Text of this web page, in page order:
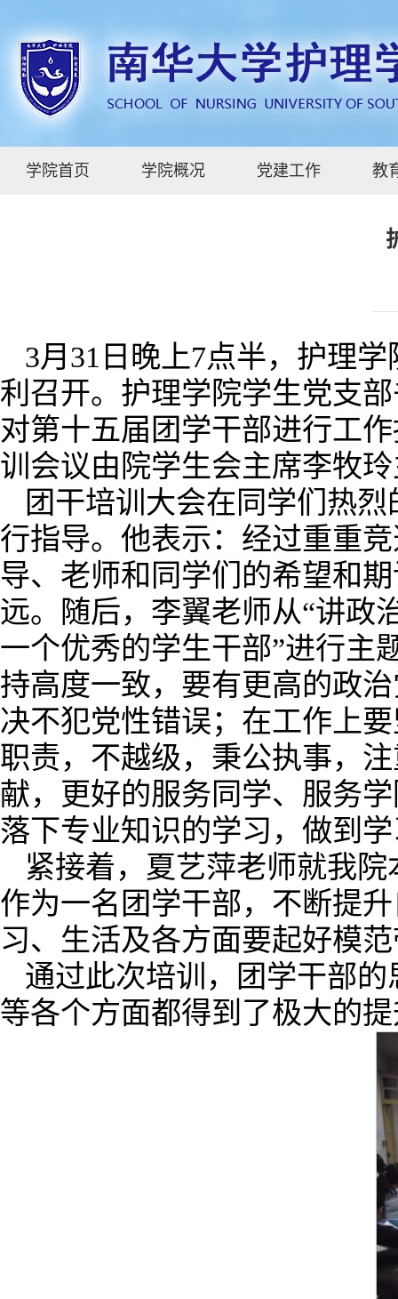
学院首页 学院概况 党建工作 教
3月31日晚上7点半，护理
利召开。护理学院学生党支
对第十五届团学干部进行工
训会议由院学生会主席李牧
团干培训大会在同学们热
行指导。他表示：经过重重
导、老师和同学们的希望和
远。随后，李翼老师从“讲政
一个优秀的学生干部”进行主
持高度一致，要有更高的政
决不犯党性错误；在工作上
职责，不越级，秉公执事，
献，更好的服务同学、服务
落下专业知识的学习，做到
紧接着，夏艺萍老师就我
作为一名团学干部，不断提
习、生活及各方面要起好模
通过此次培训，团学干部
等各个方面都得到了极大的